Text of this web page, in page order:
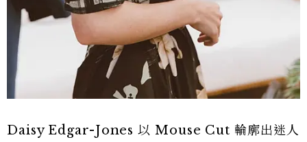
Daisy Edgar-Jones 以 Mouse Cut 輪廓出迷人